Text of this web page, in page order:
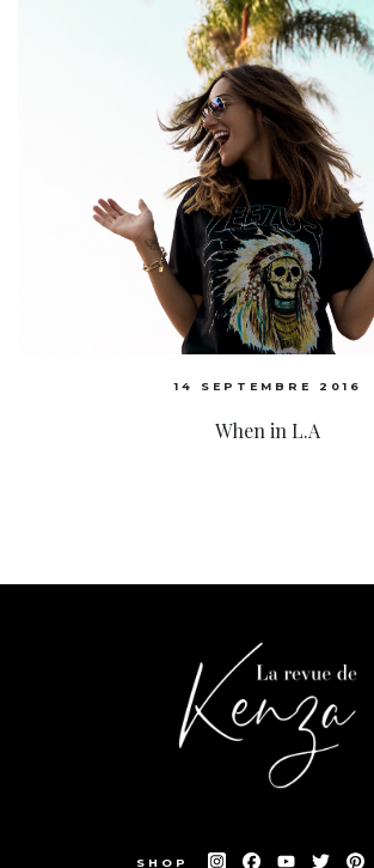
14 SEPTEMBRE 2016
When in L.A
SHOP